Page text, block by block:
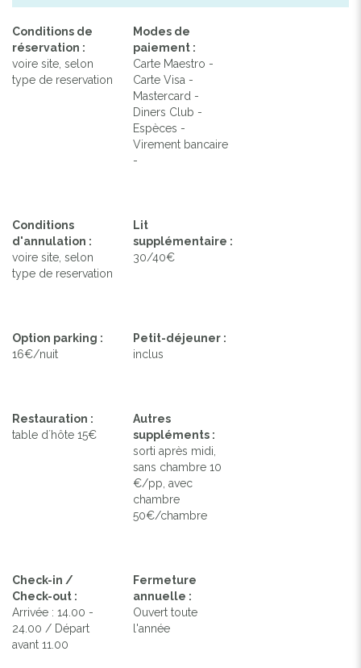
Conditions de
réservation :
voire site, selon
type de reservation
Modes de
paiement :
Carte Maestro -
Carte Visa -
Mastercard -
Diners Club -
Espèces -
Virement bancaire
-
Conditions
d'annulation :
voire site, selon
type de reservation
Lit
supplémentaire :
30/40€
Option parking :
16€/nuit
Petit-déjeuner :
inclus
Restauration :
table d´hôte 15€
Autres
suppléments :
sorti après midi,
sans chambre 10
€/pp, avec
chambre
50€/chambre
Check-in /
Check-out :
Arrivée : 14.00 -
24.00 / Départ
avant 11.00
Fermeture
annuelle :
Ouvert toute
l'année